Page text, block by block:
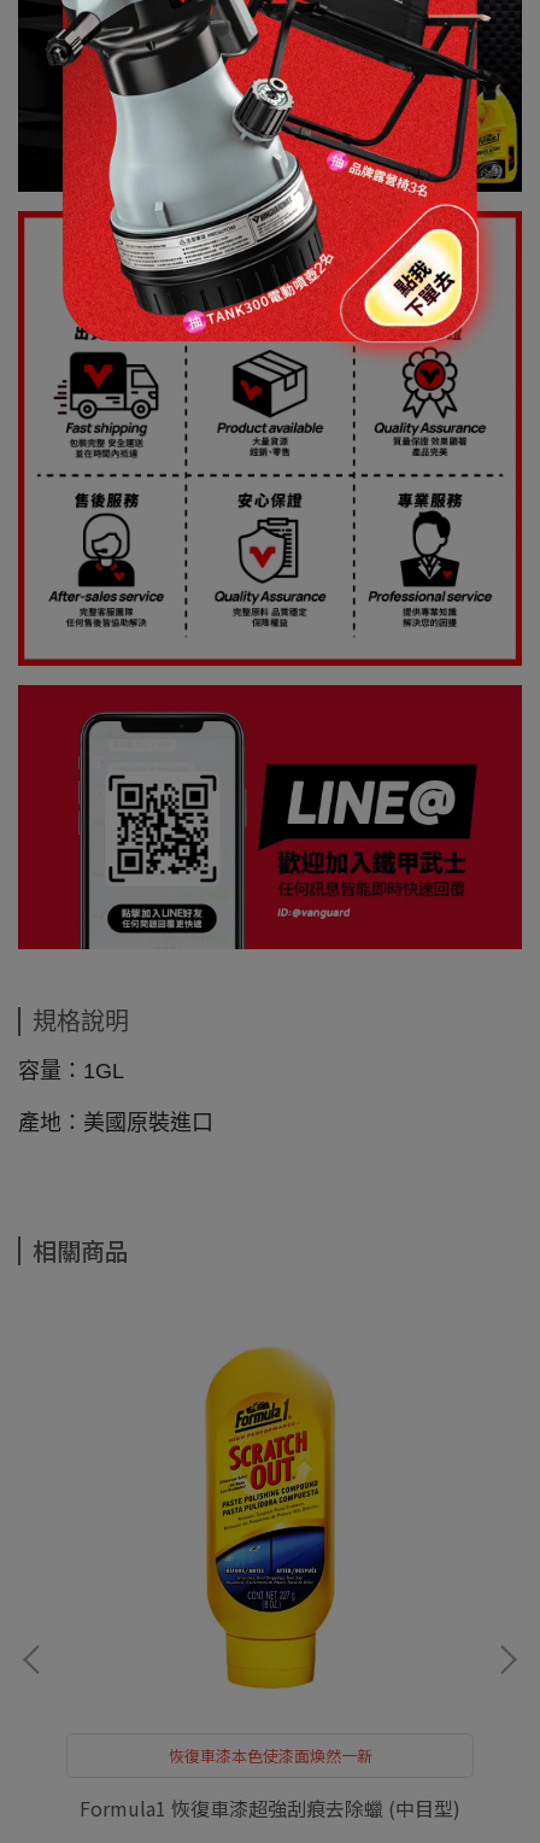
規格說明
容量：1GL
產地：美國原裝進口
相關商品
恢復車漆本色使漆面煥然一新
Formula1 恢復車漆超強刮痕去除蠟 (中目型)